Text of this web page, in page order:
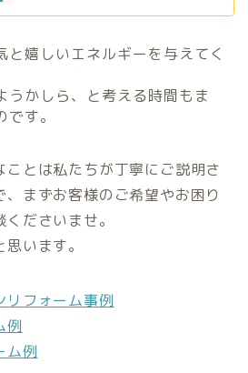
と嬉しいエネルギーを与えてく
うかしら、と考える時間もま
す。
ことは私たちが丁寧にご説明さ
まずお客様のご希望やお困り
ださいませ。
います。
リフォーム事例
例
ム例